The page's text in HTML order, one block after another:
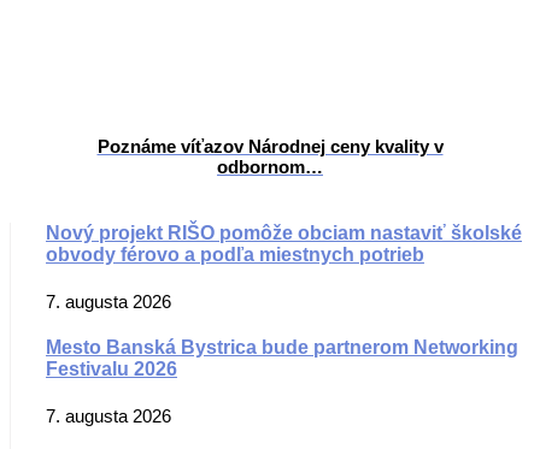
Poznáme víťazov Národnej ceny kvality v
odbornom…
Nový projekt RIŠO pomôže obciam nastaviť školské
obvody férovo a podľa miestnych potrieb
7. augusta 2026
Mesto Banská Bystrica bude partnerom Networking
Festivalu 2026
7. augusta 2026